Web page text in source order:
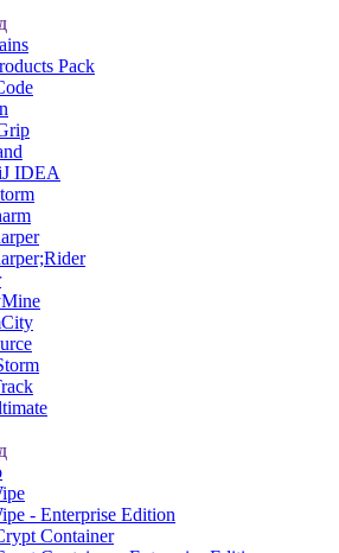
Pack
IDEA
- Enterprise Edition
Container